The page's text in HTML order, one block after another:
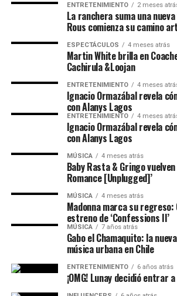
ENTRETENIMIENTO 2 meses
La ranchera suma una
Rous comienza su camino
ESPECTÁCULOS 4 meses atrás
Martin White brilla en
Cachirula &Loojan
ENTRETENIMIENTO 4 meses
Ignacio Ormazábal revela
con Alanys Lagos
ENTRETENIMIENTO 4 meses
Ignacio Ormazábal revela
con Alanys Lagos
MÚSICA 4 meses atrás
Baby Rasta & Gringo
Romance [Unplugged]’
MÚSICA 4 meses atrás
Madonna marca su
estreno de ‘Confessions II’
MÚSICA 7 años atrás
Gabo el Chamaquito: la
música urbana en Chile
ENTRETENIMIENTO 6 años atrás
¡OMG! Lunay decidió entrar